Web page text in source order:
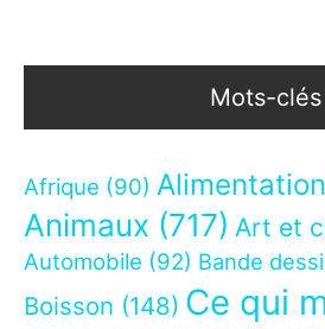
Mots-clés
Afrique (90) Alimentation
Animaux (717) Art et
Automobile (92) Bande
Boisson (148) Ce qui